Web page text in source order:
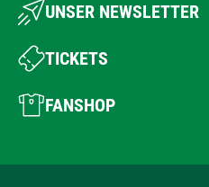
UNSER NEWSLETTER
TICKETS
FANSHOP